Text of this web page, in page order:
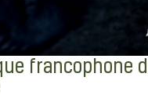
francophone